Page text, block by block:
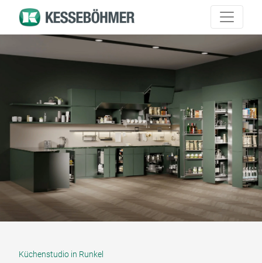
Küchenstudio in Runkel